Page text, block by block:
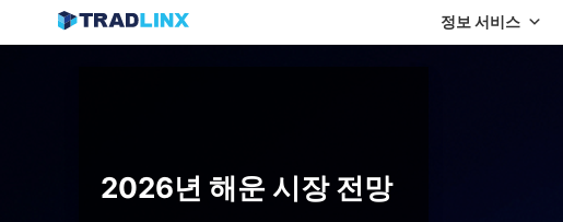
정보 서비스
2026년 해운 시장 전망